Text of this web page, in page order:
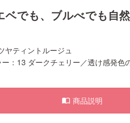
ベでも、ブルべでも自
ヤティントルージュ
：13 ダークチェリー／透け感発色
import_contacts 商品説明